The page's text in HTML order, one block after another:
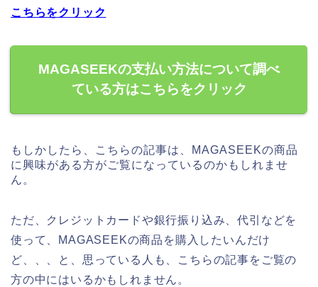
こちらをクリック
MAGASEEKの支払い方法について調べ
ている方はこちらをクリック
もしかしたら、こちらの記事は、MAGASEEKの商品
に興味がある方がご覧になっているのかもしれませ
ん。
ただ、クレジットカードや銀行振り込み、代引などを
使って、MAGASEEKの商品を購入したいんだけ
ど、、、と、思っている人も、こちらの記事をご覧の
方の中にはいるかもしれません。